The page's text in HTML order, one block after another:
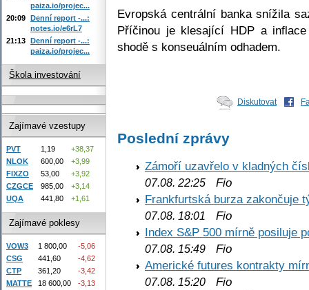
Evropská centrální banka snížila
Příčinou je klesající HDP a
shodě s konseuálním odhadem.
Diskutovat
Poslední zprávy
Zámoří uzavřelo v kladných
07.08. 22:25 Fio
Frankfurtská burza zakončuje
07.08. 18:01
Fio
Index S&P 500 mírně posiluje
07.08. 15:49 Fio
Americké futures kontrakty
07.08. 15:20 Fio
paiza.io/projec...
20:09 Denní report -...:
notes.io/e6rL7
21:13 Denní report -...:
paiza.io/projec...
Škola investování
Zajímavé vzestupy
PVT 1,19
+38,37
NLOK
600,00
+3,99
FIXZO
53,00
+3,92
CZGCE
985,00
+3,14
UQA
441,80 +1,61
Zajímavé poklesy
VOW3 1 800,00
-5,06
CSG
441,60
-4,62
CTP
361,20
-3,42
MATTE
18 600,00
-3,13